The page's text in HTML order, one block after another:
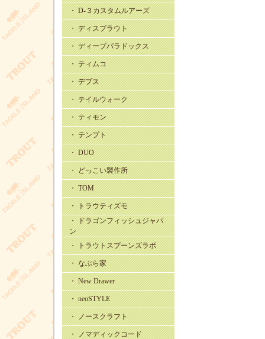
・ D-３カスタムルアーズ
・ ディスプラウト
・ ディープパラドックス
・ ティムコ
・ デプス
・ テイルウォーク
・ ティモン
・ テンプト
・ DUO
・ どっこい製作所
・ TOM
・ トラウティズモ
・ ドラゴンフィッシュジャパ
ン
・ トラウトスプーンズラボ
・ なぶら家
・ New Drawer
・ neoSTYLE
・ ノースクラフト
・ ノマディックコード